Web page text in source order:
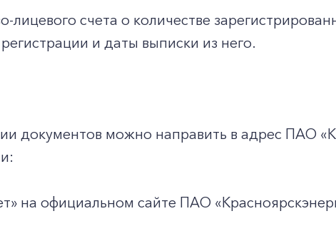
лицевого счета о количестве
и даты выписки из него.
документов можно направить в адрес ПАО
на официальном сайте ПАО